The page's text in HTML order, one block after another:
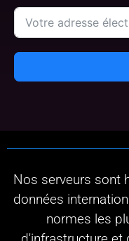
Nos serveurs sont
données
normes les